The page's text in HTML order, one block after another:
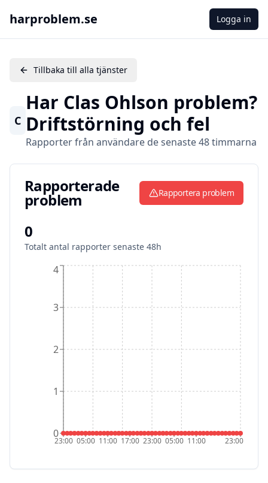
harproblem.se Logga in
Tillbaka till alla tjänster
C
Har Clas Ohlson problem?
Driftstörning och fel
Rapporter från användare de senaste 48 timmarna
Rapporterade problem
Rapporterade
problem Rapportera problem
0
Totalt antal rapporter senaste 48h
23:00 05:00 11:00 17:00 23:00 05:00 11:00 23:00
0
1
2
3
4